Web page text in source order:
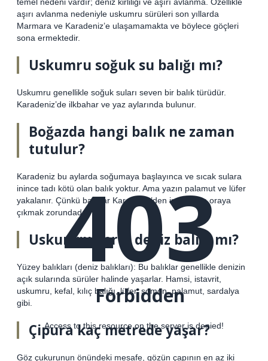
aşırı avlanma nedeniyle uskumru sürüleri son yıllarda
Marmara ve Karadeniz’e ulaşamamakta ve böylece göçleri
sona ermektedir.
Uskumru soğuk su balığı mı?
Uskumru genellikle soğuk suları seven bir balık türüdür.
Karadeniz’de ilkbahar ve yaz aylarında bulunur.
Boğazda hangi balık ne zaman
tutulur?
Karadeniz bu aylarda soğumaya başlayınca ve sıcak sulara
inince tadı kötü olan balık yoktur. Ama yazın palamut ve lüfer
yakalanır. Çünkü balıklar Karadeniz’den inmek için oraya
çıkmak zorundadır.
Uskumru derin deniz balığı mı?
Yüzey balıkları (deniz balıkları): Bu balıklar genellikle denizin
açık sularında sürüler halinde yaşarlar. Hamsi, istavrit,
uskumru, kefal, kılıç balığı, lüfer, somon, palamut, sardalya
gibi.
Çipura kaç metrede yaşar?
Göz çukurunun önündeki mesafe, gözün çapının en az iki
403
Forbidden
Access to this resource on the server is denied!